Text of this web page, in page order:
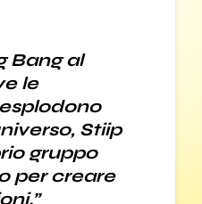
Bang al
le
Stiip
gruppo
per creare